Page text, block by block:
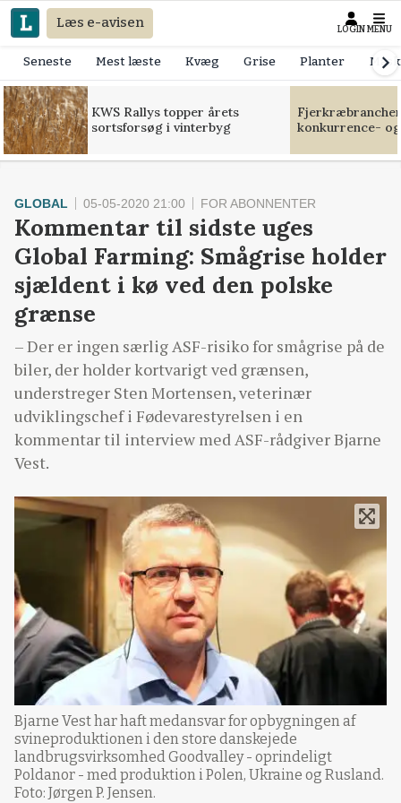
Læs e-avisen LOGIN MENU
Seneste Mest læste Kvæg Grise Planter
KWS Rallys topper årets
sortsforsøg i vinterbyg
konkurrence-
GLOBAL 05-05-2020 21:00 FOR ABONNENTER
Kommentar til sidste uges
Global Farming: Smågrise holder
sjældent i kø ved den polske
grænse
– Der er ingen særlig ASF-risiko for smågrise på de
biler, der holder kortvarigt ved grænsen,
understreger Sten Mortensen, veterinær
udviklingschef i Fødevarestyrelsen i en
kommentar til interview med ASF-rådgiver Bjarne
Vest.
Bjarne Vest har haft medansvar for opbygningen af
svineproduktionen i den store danskejede
landbrugsvirksomhed Goodvalley - oprindeligt
Poldanor - med produktion i Polen, Ukraine og Rusland.
Foto: Jørgen P. Jensen.